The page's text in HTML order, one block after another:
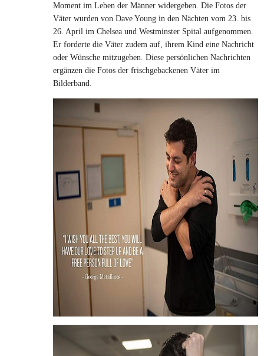
Moment im Leben der Männer widergeben. Die Fotos der
Väter wurden von Dave Young in den Nächten vom 23. bis
26. April im Chelsea und Westminster Spital aufgenommen.
Er forderte die Väter zudem auf, ihrem Kind eine Nachricht
oder Wünsche mitzugeben. Diese persönlichen Nachrichten
ergänzen die Fotos der frischgebackenen Väter im
Bilderband.